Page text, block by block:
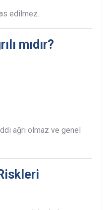
edilmez.
mıdır?
ağrı olmaz ve genel